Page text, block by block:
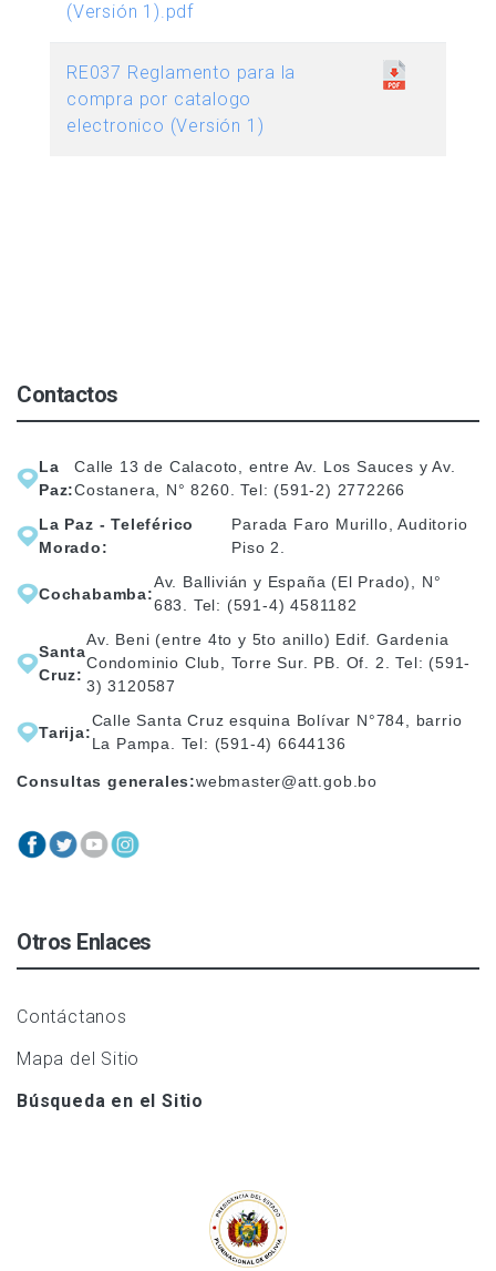
(Versión 1).pdf
RE037 Reglamento para la
compra por catalogo
electronico (Versión 1)
Contactos
La
Paz:
Calle 13 de Calacoto, entre Av. Los Sauces y Av.
Costanera, N° 8260. Tel: (591-2) 2772266
La Paz - Teleférico
Morado:
Parada Faro Murillo, Auditorio
Piso 2.
Cochabamba:
Av. Ballivián y España (El Prado), N°
683. Tel: (591-4) 4581182
Santa
Cruz:
Av. Beni (entre 4to y 5to anillo) Edif. Gardenia
Condominio Club, Torre Sur. PB. Of. 2. Tel: (591-
3) 3120587
Tarija:
Calle Santa Cruz esquina Bolívar N°784, barrio
La Pampa. Tel: (591-4) 6644136
Consultas generales:webmaster@att.gob.bo
Otros Enlaces
Contáctanos
Mapa del Sitio
Búsqueda en el Sitio